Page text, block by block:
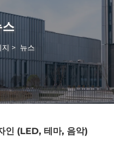
스
> 뉴스
인 (LED, 테마, 음악)